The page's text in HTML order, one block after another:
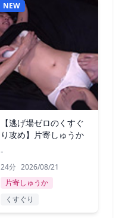
NEW
【逃げ場ゼロのくすぐ
り攻め】片寄しゅうか
-
24分 2026/08/21
片寄しゅうか
くすぐり